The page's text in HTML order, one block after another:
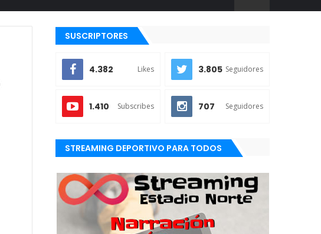
SUSCRIPTORES
4.382 Likes 3.805 Seguidores
1.410 Subscribes 707 Seguidores
STREAMING DEPORTIVO PARA TODOS